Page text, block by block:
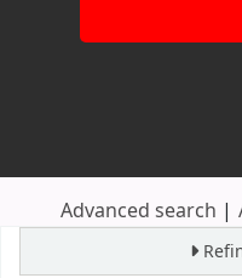
Advanced search